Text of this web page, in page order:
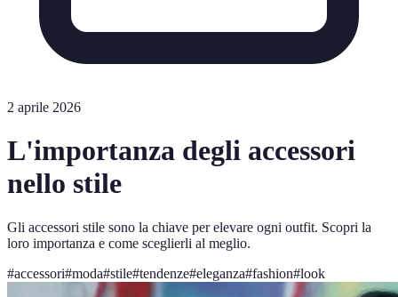
2 aprile 2026
L'importanza degli accessori
nello stile
Gli accessori stile sono la chiave per elevare ogni outfit. Scopri la
loro importanza e come sceglierli al meglio.
#accessori#moda#stile#tendenze#eleganza#fashion#look